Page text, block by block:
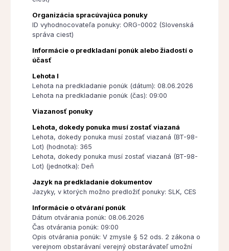
Organizácia spracúvajúca ponuky
ID vyhodnocovateľa ponuky: ORG-0002 (Slovenská
správa ciest)
Informácie o predkladaní ponúk alebo žiadostí o
účasť
Lehota I
Lehota na predkladanie ponúk (dátum): 08.06.2026
Lehota na predkladanie ponúk (čas): 09:00
Viazanosť ponuky
Lehota, dokedy ponuka musí zostať viazaná
Lehota, dokedy ponuka musí zostať viazaná (BT-98-
Lot) (hodnota): 365
Lehota, dokedy ponuka musí zostať viazaná (BT-98-
Lot) (jednotka): Deň
Jazyk na predkladanie dokumentov
Jazyky, v ktorých možno predložiť ponuky: SLK, CES
Informácie o otváraní ponúk
Dátum otvárania ponúk: 08.06.2026
Čas otvárania ponúk: 09:00
Opis otvárania ponúk: V zmysle § 52 ods. 2 zákona o
verejnom obstarávaní verejný obstarávateľ umožní